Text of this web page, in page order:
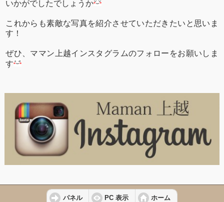
いかがでしたでしょうか
これからも素敵な写真を紹介させていただきたいと思いま
す！
ぜひ、ママン上越インスタグラムのフォローをお願いしま
す
パネル PC 表示 ホーム